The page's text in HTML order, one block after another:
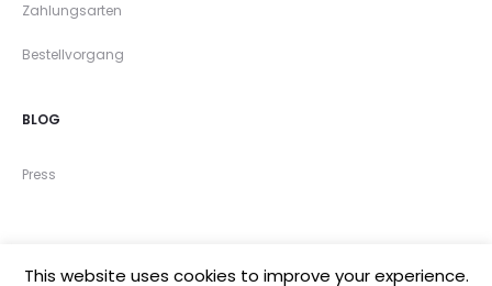
Zahlungsarten
Bestellvorgang
BLOG
Press
This website uses cookies to improve your experience.